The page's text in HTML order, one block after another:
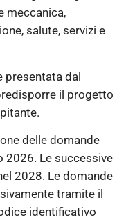
meccanica,
salute, servizi e
presentata dal
il progetto
delle domande
2026. Le successive
2028. Le domande
tramite il
identificativo